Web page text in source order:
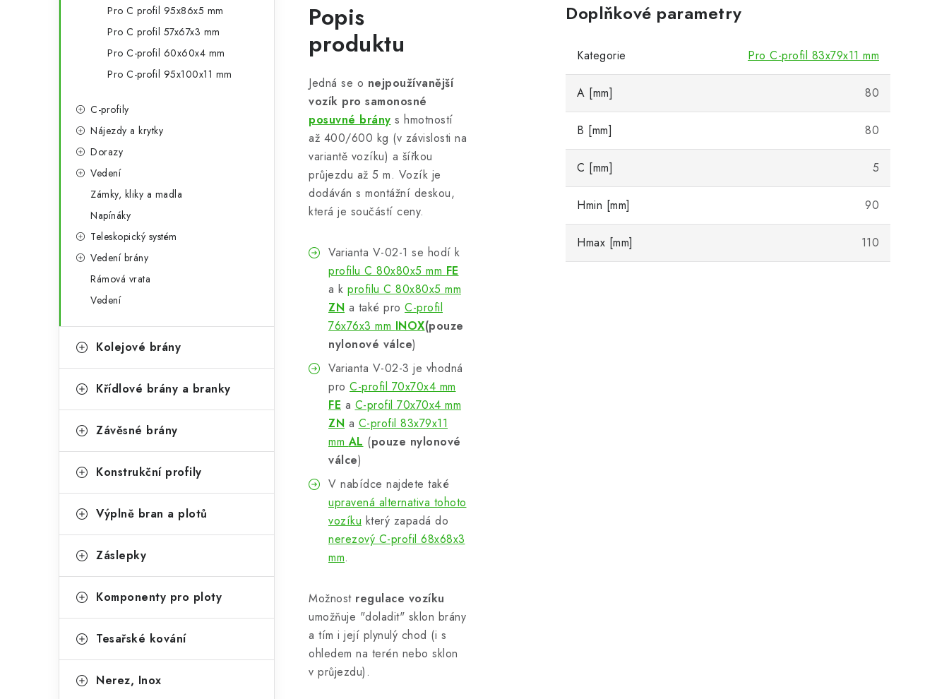
Pro C profil 95x86x5 mm
Pro C profil 57x67x3 mm
Pro C-profil 60x60x4 mm
Pro C-profil 95x100x11 mm
C-profily
Nájezdy a krytky
Dorazy
Vedení
Zámky, kliky a madla
Napínáky
Teleskopický systém
Vedení brány
Rámová vrata
Vedení
Kolejové brány
Křídlové brány a branky
Závěsné brány
Konstrukční profily
Výplně bran a plotů
Záslepky
Komponenty pro ploty
Tesařské kování
Nerez, Inox
Popis
produktu
Jedná se o nejpoužívanější
vozík pro samonosné
posuvné brány s hmotností
až 400/600 kg (v závislosti na
variantě vozíku) a šířkou
průjezdu až 5 m. Vozík je
dodáván s montážní deskou,
která je součástí ceny.
Varianta V-02-1 se hodí k
profilu C 80x80x5 mm FE
a k profilu C 80x80x5 mm
ZN a také pro C-profil
76x76x3 mm INOX(pouze
nylonové válce)
Varianta V-02-3 je vhodná
pro C-profil 70x70x4 mm
FE a C-profil 70x70x4 mm
ZN a C-profil 83x79x11
mmAL (pouze nylonové
válce)
V nabídce najdete také
upravená alternativa tohoto
vozíku který zapadá do
nerezový C-profil 68x68x3
mm.
Možnost regulace vozíku
umožňuje "doladit" sklon brány
a tím i její plynulý chod (i s
ohledem na terén nebo sklon
v průjezdu).
Doplňkové parametry
Kategorie Pro C-profil 83x79x11 mm
A [mm] 80
B [mm] 80
C [mm] 5
Hmin [mm] 90
Hmax [mm] 110